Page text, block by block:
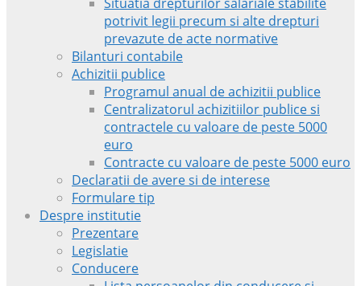
potrivit legii precum si alte drepturi
prevazute de acte normative
Bilanturi contabile
Achizitii publice
Programul anual de achizitii publice
Centralizatorul achizitiilor publice si
contractele cu valoare de peste 5000
euro
Contracte cu valoare de peste 5000 euro
Declaratii de avere si de interese
Formulare tip
Despre institutie
Prezentare
Legislatie
Conducere